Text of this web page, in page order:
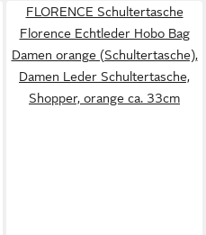
FLORENCE Schultertasche
Florence Echtleder Hobo Bag
Damen orange (Schultertasche),
Damen Leder Schultertasche,
Shopper, orange ca. 33cm